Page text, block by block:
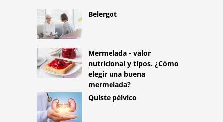
Belergot
Mermelada - valor
nutricional y tipos. ¿Cómo
elegir una buena
mermelada?
Quiste pélvico